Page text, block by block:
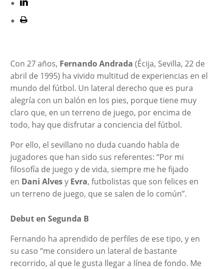
Con 27 años, Fernando Andrada (Écija, Sevilla, 22 de
abril de 1995) ha vivido multitud de experiencias en el
mundo del fútbol. Un lateral derecho que es pura
alegría con un balón en los pies, porque tiene muy
claro que, en un terreno de juego, por encima de
todo, hay que disfrutar a conciencia del fútbol.
Por ello, el sevillano no duda cuando habla de
jugadores que han sido sus referentes: “Por mi
filosofía de juego y de vida, siempre me he fijado
en Dani Alvesy Evra, futbolistas que son felices en
un terreno de juego, que se salen de lo común”.
Debut en Segunda B
Fernando ha aprendido de perfiles de ese tipo, y en
su caso “me considero un lateral de bastante
recorrido, al que le gusta llegar a línea de fondo. Me